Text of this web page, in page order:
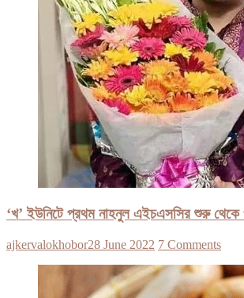
‘খ’ ইউনিটে প্রথম নাহনুল এইচএসসির শুরু থেকে
ajkervalokhobor28 June 2022 7 Comments